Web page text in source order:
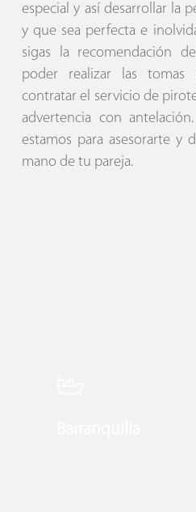
especial y así desarrollar la
y que sea perfecta e
sigas la recomendación
poder realizar las tomas
contratar el servicio de
advertencia con
estamos para asesorarte y
mano de tu pareja.